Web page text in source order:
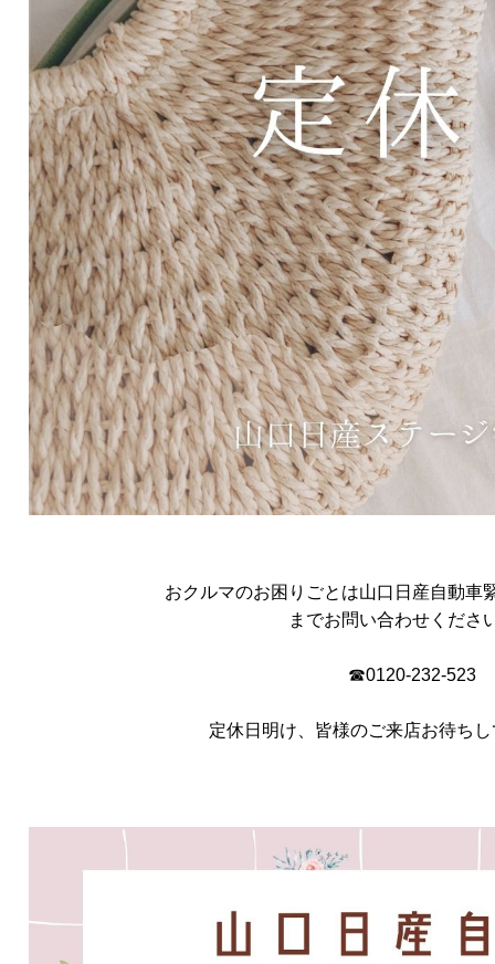
おクルマのお困りごとは山口日産自動車
までお問い合わせくださ
☎0120-232-523
定休日明け、皆様のご来店お待ち